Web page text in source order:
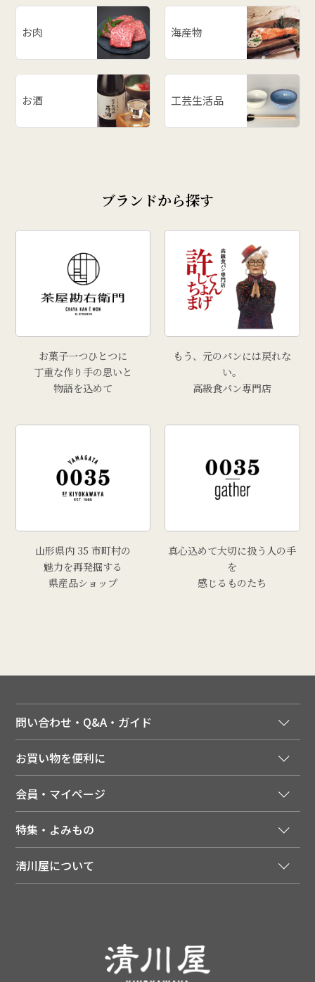
お肉 海産物
お酒 工芸生活品
ブランドから探す
お菓子一つひとつに
丁重な作り手の思いと
物語を込めて
もう、元のパンには戻れな
い。
高級食パン専門店
山形県内 35 市町村の
魅力を再発掘する
県産品ショップ
真心込めて大切に扱う人の手
を
感じるものたち
問い合わせ・Q&A・ガイド
ご利用ガイド
領収書について
送料について
配達日について
返品について
よくあるご質問（FAQ）
あんしんの品質保証について（産直品）
お買い物を便利に
季節のカタログを無料でお届け
店舗・ECポイント共通アプリ
LINEお友だち登録
会員・マイページ
会員特典について
注文履歴
特集・よみもの
メディア掲載商品
清川屋のレビューを見る
清川屋について